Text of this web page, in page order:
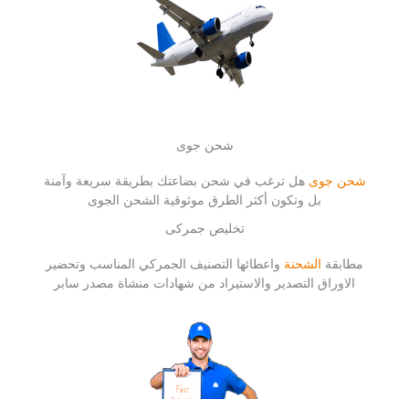
شحن جوى
شحن جوى هل ترغب في شحن بضاعتك بطريقة سريعة وآمنة
بل وتكون أكثر الطرق موثوقية الشحن الجوى
تخليص جمركى
مطابقة الشحنة واعطائها التصنيف الجمركي المناسب وتحضير
الاوراق التصدير والاستيراد من شهادات منشاة مصدر سابر